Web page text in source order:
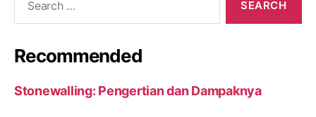
Recommended
Stonewalling: Pengertian dan Dampaknya